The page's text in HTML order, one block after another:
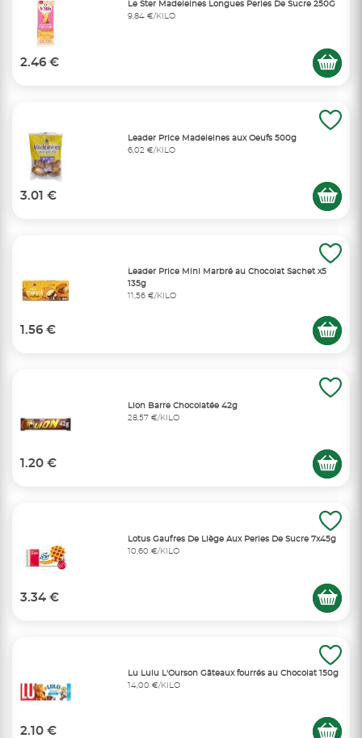
Le Ster Madeleines Longues Perles De Sucre 250G
9,84 €/KILO
2.46 €
Leader Price Madeleines aux Oeufs 500g
6,02 €/KILO
3.01 €
Leader Price Mini Marbré au Chocolat Sachet x5
135g
11,56 €/KILO
1.56 €
Lion Barre Chocolatée 42g
28,57 €/KILO
1.20 €
Lotus Gaufres De Liège Aux Perles De Sucre 7x45g
10,60 €/KILO
3.34 €
Lu Lulu L'Ourson Gâteaux fourrés au Chocolat 150g
14,00 €/KILO
2.10 €